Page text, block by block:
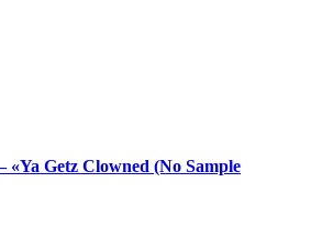
Getz Clowned (No Sample